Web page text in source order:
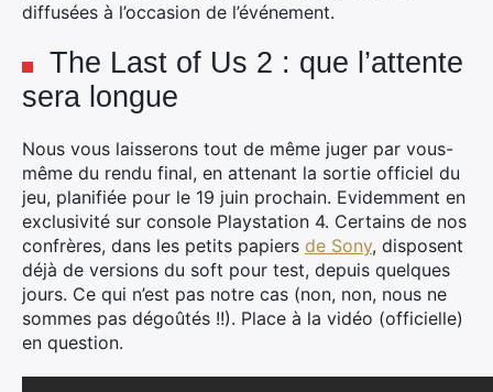
diffusées à l’occasion de l’événement.
The Last of Us 2 : que l’attente
sera longue
Nous vous laisserons tout de même juger par vous-
même du rendu final, en attenant la sortie officiel du
jeu, planifiée pour le 19 juin prochain. Evidemment en
exclusivité sur console Playstation 4. Certains de nos
confrères, dans les petits papiers de Sony, disposent
déjà de versions du soft pour test, depuis quelques
jours. Ce qui n’est pas notre cas (non, non, nous ne
sommes pas dégoûtés !!). Place à la vidéo (officielle)
en question.